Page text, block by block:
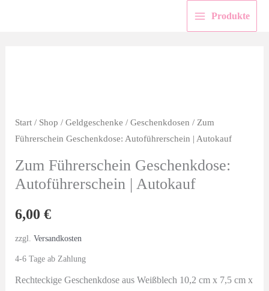
Produkte
Start/ Shop / Geldgeschenke / Geschenkdosen / Zum
Führerschein Geschenkdose: Autoführerschein | Autokauf
Zum Führerschein Geschenkdose:
Autoführerschein | Autokauf
6,00 €
zzgl. Versandkosten
4-6 Tage ab Zahlung
Rechteckige Geschenkdose aus Weißblech 10,2 cm x 7,5 cm x